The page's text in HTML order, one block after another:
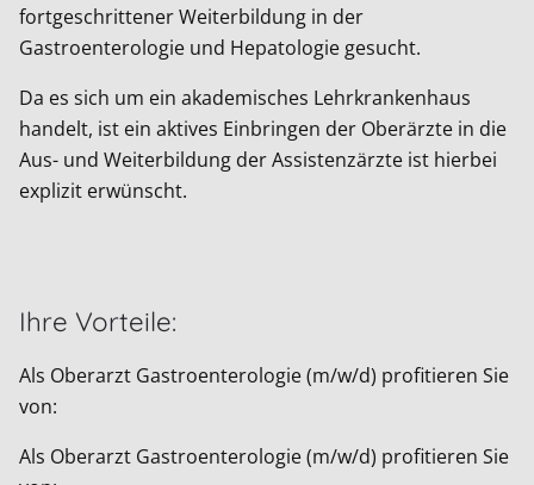
fortgeschrittener Weiterbildung in der
Gastroenterologie und Hepatologie gesucht.
Da es sich um ein akademisches Lehrkrankenhaus
handelt, ist ein aktives Einbringen der Oberärzte in die
Aus- und Weiterbildung der Assistenzärzte ist hierbei
explizit erwünscht.
Ihre Vorteile:
Als Oberarzt Gastroenterologie (m/w/d) profitieren Sie
von:
Als Oberarzt Gastroenterologie (m/w/d) profitieren Sie